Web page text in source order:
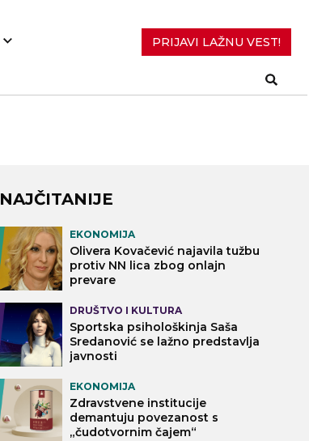
PRIJAVI LAŽNU VEST!
NAJČITANIJE
EKONOMIJA
Olivera Kovačević najavila tužbu
protiv NN lica zbog onlajn
prevare
DRUŠTVO I KULTURA
Sportska psihološkinja Saša
Sredanović se lažno predstavlja
javnosti
EKONOMIJA
Zdravstvene institucije
demantuju povezanost s
„čudotvornim čajem“